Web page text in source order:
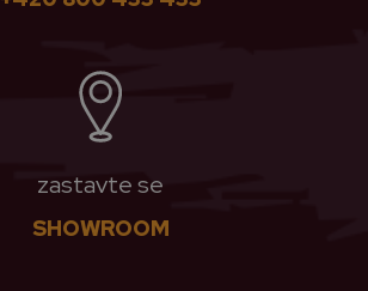
zastavte se
SHOWROOM